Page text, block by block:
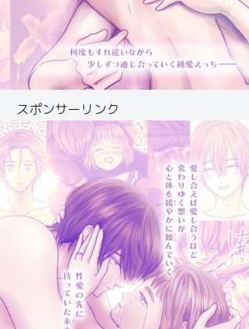
スポンサーリンク